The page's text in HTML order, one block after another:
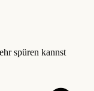
spüren kannst